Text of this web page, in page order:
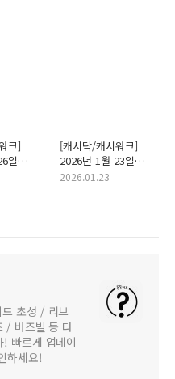
크]
일
드루트
[캐시닥/캐시워크]
2026년 1월 23일
돈버는퀴즈 "로코초코"
2026.01.23
초성 / 리브
/ 버즈빌 등 다
빠르게 업데이
하세요!